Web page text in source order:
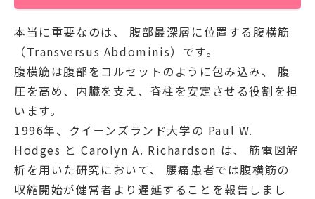
本当に重要なのは、 腹部最深層に位置する 腹横筋
（Transversus Abdominis） です。
腹横筋は腹部をコルセットのように包み込み、 腹
圧を高め、内臓を支え、脊柱を安定させる役割を担
います。
1996年、クイーンズランド大学の Paul W.
Hodges とCarolyn A. Richardson は、 筋電図解
析を用いた研究において、 腰痛患者では腹横筋の
収縮開始が健常者より遅延することを報告しまし